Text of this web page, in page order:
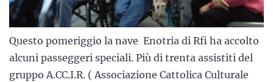
Questo pomeriggio la nave Enotria di Rfi ha accolto
alcuni passeggeri speciali. Più di trenta assistiti del
gruppo A.CC.I.R. ( Associazione Cattolica Culturale